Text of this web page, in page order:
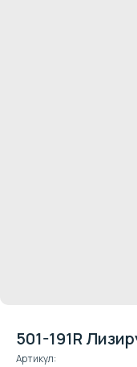
501-191R
Артикул:Клиентская